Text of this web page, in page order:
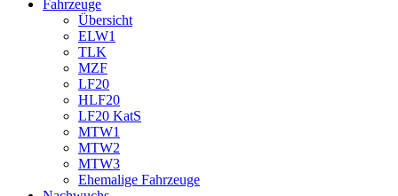
Fahrzeuge
Übersicht
ELW1
TLK
MZF
LF20
HLF20
LF20 KatS
MTW1
MTW2
MTW3
Ehemalige Fahrzeuge